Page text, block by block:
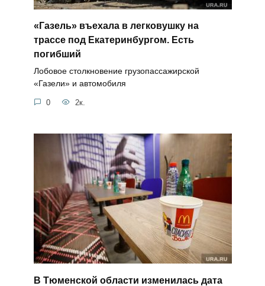
«Газель» въехала в легковушку на
трассе под Екатеринбургом. Есть
погибший
Лобовое столкновение грузопассажирской
«Газели» и автомобиля
0 2к.
В Тюменской области изменилась дата